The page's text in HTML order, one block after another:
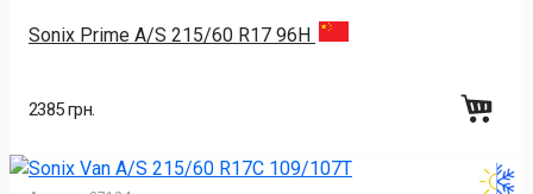
Sonix Prime A/S 215/60 R17 96H
2385 грн.